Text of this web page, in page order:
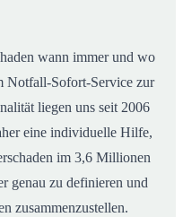
wann immer und wo
Notfall-Sofort-Service zur
liegen uns seit 2006
eine individuelle Hilfe,
im 3,6 Millionen
genau zu definieren und
zusammenzustellen.